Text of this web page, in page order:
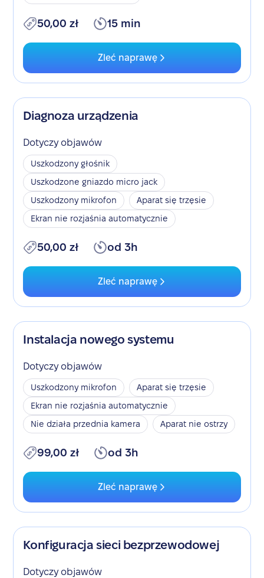
50,00 zł 15 min
Zleć naprawę
Diagnoza urządzenia
Dotyczy objawów
Uszkodzony głośnik
Uszkodzone gniazdo micro jack
Uszkodzony mikrofon
Aparat się trzęsie
Ekran nie rozjaśnia automatycznie
50,00 zł od 3h
Zleć naprawę
Instalacja nowego systemu
Dotyczy objawów
Uszkodzony mikrofon
Aparat się trzęsie
Ekran nie rozjaśnia automatycznie
Nie działa przednia kamera
Aparat nie ostrzy
99,00 zł od 3h
Zleć naprawę
Konfiguracja sieci bezprzewodowej
Dotyczy objawów